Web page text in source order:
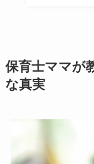
保育士ママが
な真実